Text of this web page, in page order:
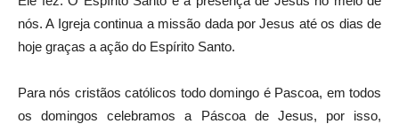
nós. A Igreja continua a missão dada por Jesus até os dias de
hoje graças a ação do Espírito Santo.
Para nós cristãos católicos todo domingo é Pascoa, em todos
os domingos celebramos a Páscoa de Jesus, por isso,